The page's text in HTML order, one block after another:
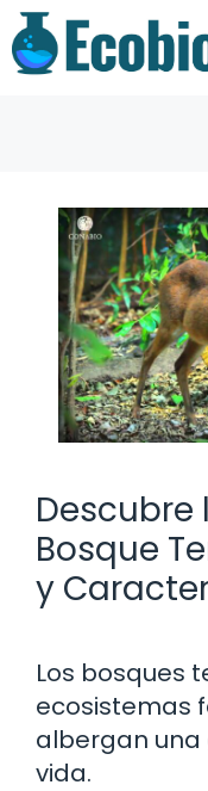
Saltar
al
contenido
Descubre
Bosque
y
Los bosques
ecosistemas
albergan
vida.